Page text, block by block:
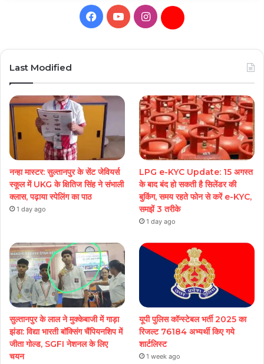
Facebook
YouTubeInstagramDaily
Last Modified
नन्हा मास्टर: सुल्तानपुर के सेंट जेवियर्स
स्कूल में UKG के क्षितिज सिंह ने संभाली
क्लास, पढ़ाया स्पेलिंग का पाठ
1 day ago
LPG e-KYC Update: 15 अगस्त
के बाद बंद हो सकती है सिलेंडर की
बुकिंग, समय रहते फोन से करें e-KYC,
समझें 3 तरीके
1 day ago
सुल्तानपुर के लाल ने मुक्केबाजी में गाड़ा
झंडा: विद्या भारती बॉक्सिंग चैंपियनशिप में
जीता गोल्ड, SGFI नेशनल के लिए
चयन
यूपी पुलिस कॉन्स्टेबल भर्ती 2025 का
रिजल्ट 76184 अभ्यर्थी किए गये
शार्टलिस्ट
1 week ago